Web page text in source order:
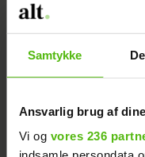
Samtykke
Ansvarlig brug af
Vi og vores 236